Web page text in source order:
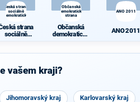
Česká strana
sociálně
demokratická
strana
sociálně
Občanská
demokratická
strana
Občanská
demokratická
ANO 2011
ANO 2011
vašem kraji?
Jihomoravský kraj Karlovarský kraj